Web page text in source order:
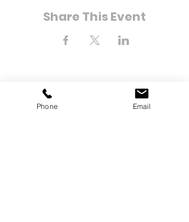
Share This Event
Phone Email